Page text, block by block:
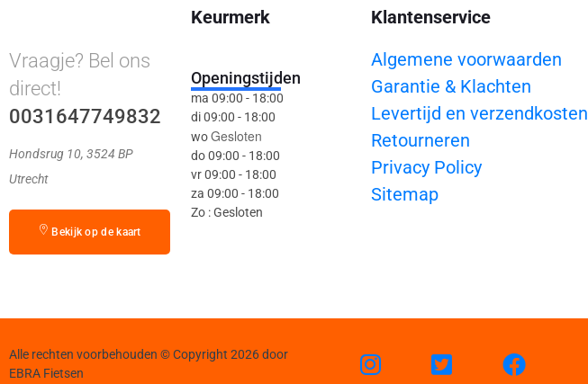
Vraagje? Bel ons
direct!
0031647749832
Hondsrug 10, 3524 BP
Utrecht
Bekijk op de kaart
Keurmerk
Openingstijden
ma 09:00 - 18:00
di 09:00 - 18:00
woGesloten
do 09:00 - 18:00
vr 09:00 - 18:00
za 09:00 - 18:00
Zo : Gesloten
Klantenservice
Algemene voorwaarden
Garantie & Klachten
Levertijd en verzendkosten
Retourneren
Privacy Policy
Sitemap
Alle rechten voorbehouden © Copyright 2026 door
EBRA Fietsen